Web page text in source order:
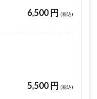
6,500 円 (税込)
5,500 円 (税込)